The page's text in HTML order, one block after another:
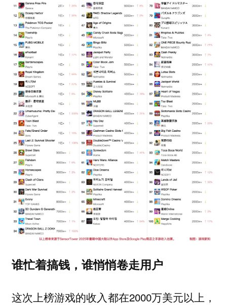
谁忙着搞钱，谁悄悄卷走用户
这次上榜游戏的收入都在2000万美元以上，